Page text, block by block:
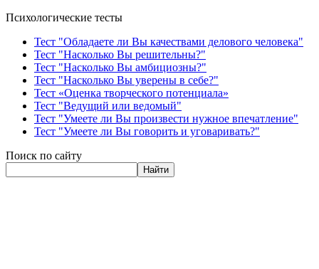
Психологические тесты
Тест "Обладаете ли Вы качествами делового человека"
Тест "Насколько Вы решительны?"
Тест "Насколько Вы амбициозны?"
Тест "Насколько Вы уверены в себе?"
Тест «Оценка творческого потенциала»
Тест "Ведущий или ведомый"
Тест "Умеете ли Вы произвести нужное впечатление"
Тест "Умеете ли Вы говорить и уговаривать?"
Поиск по сайту
Найти